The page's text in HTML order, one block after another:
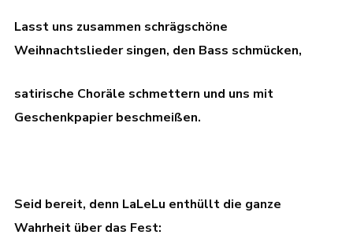
Lasst uns zusammen schrägschöne
Weihnachtslieder singen, den Bass schmücken,
satirische Choräle schmettern und uns mit
Geschenkpapier beschmeißen.
Seid bereit, denn LaLeLu enthüllt die ganze
Wahrheit über das Fest: